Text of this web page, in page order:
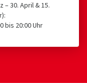
– 30. April & 15.
bis 20:00 Uhr